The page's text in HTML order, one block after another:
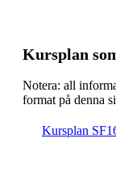
Kursplan
Notera: all
format på denna
Kursplan